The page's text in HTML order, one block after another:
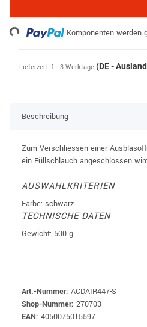
Komponenten werden
Lieferzeit: 1 - 3 Werktage (DE -
Beschreibung
Zum Verschliessen einer
ein Füllschlauch angeschlossen
AUSWAHLKRITERIEN
Farbe: schwarz
TECHNISCHE DATEN
Gewicht: 500 g
Art.-Nummer: ACDAIR447-S
Shop-Nummer: 270703
EAN: 4050075015597